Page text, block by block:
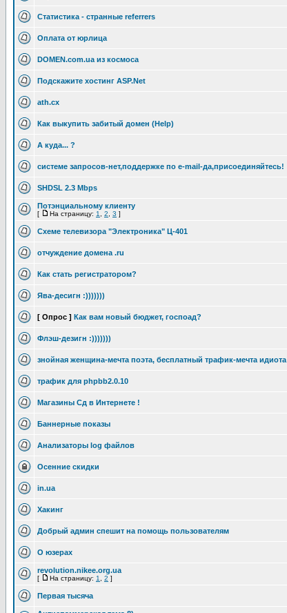
Статистика - странные referrers
Оплата от юрлица
DOMEN.com.ua из космоса
Подскажите хостинг ASP.Net
ath.cx
Как выкупить забитый домен (Help)
А куда... ?
системе запросов-нет,поддержке по e-mail-да,присоединяйтесь!
SHDSL 2.3 Mbps
Потэнциальному клиенту
[ На страницу: 1 2 3 ]
Схеме телевизора "Электроника" Ц-401
отчуждение домена .ru
Как стать регистратором?
Ява-десигн :)))))))
[ Опрос ] Как вам новый бюджет, госпоад?
Флэш-дезигн :)))))))
знойная женщина-мечта поэта, бесплатный трафик-мечта идиота
трафик для phpbb2.0.10
Магазины Сд в Интернете !
Баннерные показы
Анализаторы log файлов
Осенние скидки
in.ua
Хакинг
Добрый админ спешит на помощь пользователям
О юзерах
revolution.nikee.org.ua
[ На страницу: 1 2 ]
Первая тысяча